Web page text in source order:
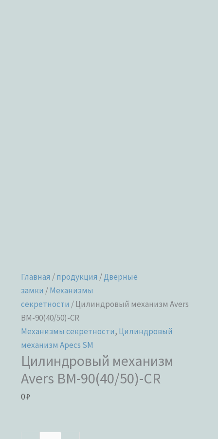
Главная /продукция /Дверные
замки /Механизмы
секретности / Цилиндровый механизм Avers
BM-90(40/50)-CR
Механизмы секретности, Цилиндровый
механизм Apecs SM
Цилиндровый механизм
Avers BM-90(40/50)-CR
0₽